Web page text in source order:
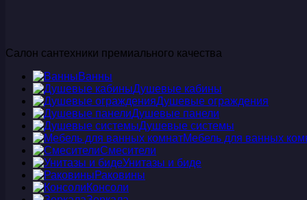
Салон сантехники премиального качества
Ванны
Душевые кабины
Душевые ограждения
Душевые панели
Душевые системы
Мебель для ванных
Смесители
Унитазы и биде
Раковины
Консоли